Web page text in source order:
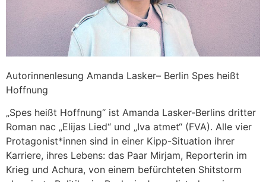
Autorinnenlesung Amanda Lasker– Berlin Spes heißt
Hoffnung
„Spes heißt Hoffnung“ ist Amanda Lasker-Berlins dritter
Roman nac „Elijas Lied“ und „Iva atmet“ (FVA). Alle vier
Protagonist*innen sind in einer Kipp-Situation ihrer
Karriere, ihres Lebens: das Paar Mirjam, Reporterin im
Krieg und Achura, von einem befürchteten Shitstorm